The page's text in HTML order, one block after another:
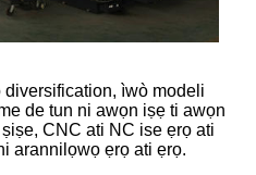
ìwò modeli
de tun ni awọn iṣẹ ti awọn
CNC ati NC ise ẹrọ ati
arannilọwọ ẹrọ ati ẹrọ.